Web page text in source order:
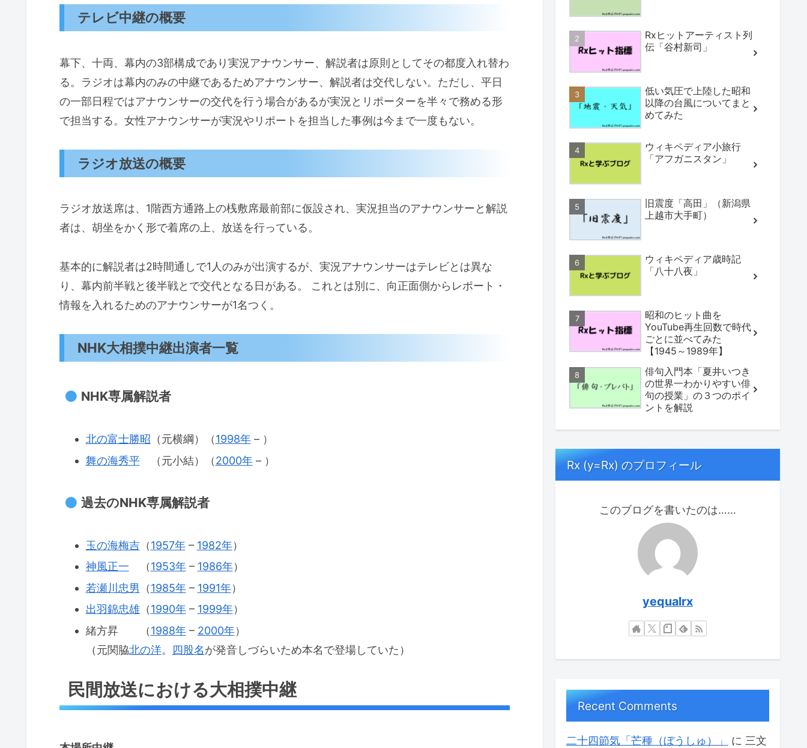
テレビ中継の概要
幕下、十両、幕内の3部構成であり実況アナウンサー、解説者は原則としてその都度入れ替わ
る。ラジオは幕内のみの中継であるためアナウンサー、解説者は交代しない。ただし、平日
の一部日程ではアナウンサーの交代を行う場合があるが実況とリポーターを半々で務める形
で担当する。女性アナウンサーが実況やリポートを担当した事例は今まで一度もない。
ラジオ放送の概要
ラジオ放送席は、1階西方通路上の桟敷席最前部に仮設され、実況担当のアナウンサーと解説
者は、胡坐をかく形で着席の上、放送を行っている。
基本的に解説者は2時間通しで1人のみが出演するが、実況アナウンサーはテレビとは異な
り、幕内前半戦と後半戦とで交代となる日がある。 これとは別に、向正面側からレポート・
情報を入れるためのアナウンサーが1名つく。
NHK大相撲中継出演者一覧
NHK専属解説者
北の富士勝昭 （元横綱）（1998年– ）
舞の海秀平（元小結）（2000年– ）
過去のNHK専属解説者
玉の海梅吉（1957年– 1982年）
神風正一 （1953年– 1986年）
若瀬川忠男 （1985年– 1991年）
出羽錦忠雄（1990年– 1999年）
緒方昇 （1988年– 2000年）
（元関脇北の洋。 四股名が発音しづらいため本名で登場していた）
民間放送における大相撲中継
Rxヒットアーティスト列
伝「谷村新司」
低い気圧で上陸した昭和
以降の台風についてまと
めてみた
ウィキペディア小旅行
「アフガニスタン」
旧震度「高田」（新潟県
上越市大手町）
ウィキペディア歳時記
「八十八夜」
昭和のヒット曲を
YouTube再生回数で時代
ごとに並べてみた
【1945～1989年】
俳句入門本「夏井いつき
の世界一わかりやすい俳
句の授業」の３つのポイ
ントを解説
Rx (y=Rx) のプロフィール
このブログを書いたのは……
yequalrx
Recent Comments
二十四節気「芒種（ぼうしゅ）」 に 三文